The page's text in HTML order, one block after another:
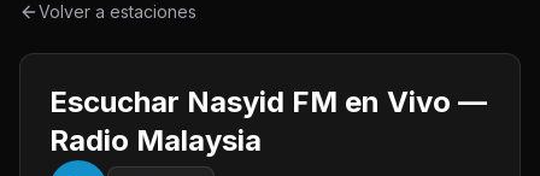
Volver a estaciones
Escuchar Nasyid FM en Vivo —
Radio Malaysia